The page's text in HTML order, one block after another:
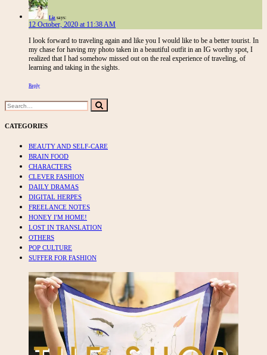
Liz says:
12 October, 2020 at 11:38 AM
I look forward to traveling again and like you I would like to be a better tourist. In
my chase for having my photo taken in a beautiful outfit in an IG worthy spot, I
realized that I had somehow missed out on the real experience of traveling, of
learning and taking in the sights.
Reply
Search
for:
Search
CATEGORIES
BEAUTY AND SELF-CARE
BRAIN FOOD
CHARACTERS
CLEVER FASHION
DAILY DRAMAS
DIGITAL HERPES
FREELANCE NOTES
HONEY I'M HOME!
LOST IN TRANSLATION
OTHERS
POP CULTURE
SUFFER FOR FASHION